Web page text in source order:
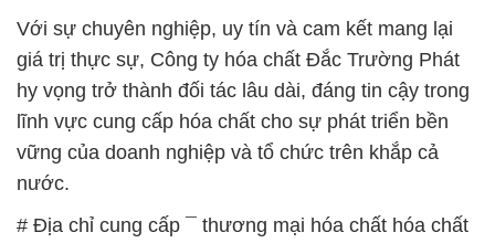
Với sự chuyên nghiệp, uy tín và cam kết mang lại
giá trị thực sự, Công ty hóa chất Đắc Trường Phát
hy vọng trở thành đối tác lâu dài, đáng tin cậy trong
lĩnh vực cung cấp hóa chất cho sự phát triển bền
vững của doanh nghiệp và tổ chức trên khắp cả
nước.
# Địa chỉ cung cấp ¯ thương mại hóa chất hóa chất